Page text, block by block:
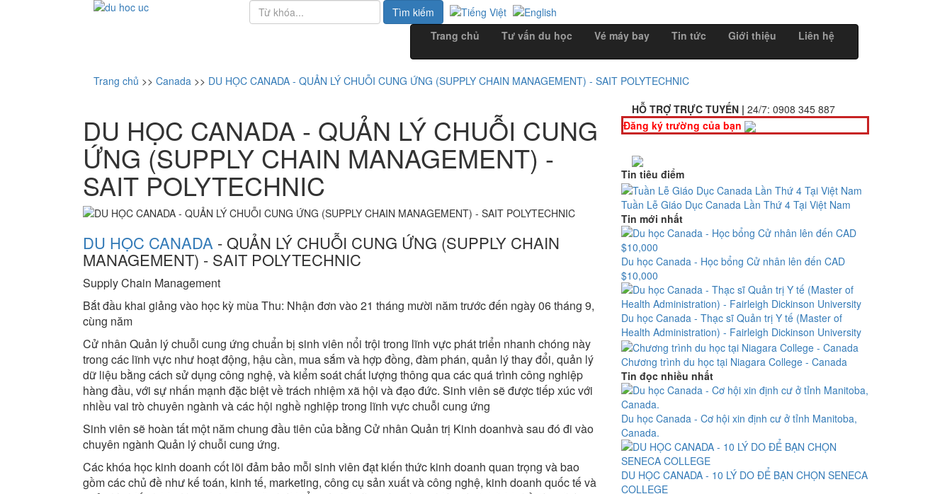
Trang chủ Tư vấn du học Vé máy bay Tin tức Giới thiệu Liên hệ
Trang chủ >> Canada >> DU HỌC CANADA - QUẢN LÝ CHUỖI CUNG ỨNG (SUPPLY CHAIN MANAGEMENT) - SAIT POLYTECHNIC
DU HỌC CANADA - QUẢN LÝ CHUỖI CUNG
ỨNG (SUPPLY CHAIN MANAGEMENT) -
SAIT POLYTECHNIC
DU HỌC CANADA - QUẢN LÝ CHUỖI CUNG ỨNG (SUPPLY CHAIN
MANAGEMENT) - SAIT POLYTECHNIC
Supply Chain Management
Bắt đầu khai giảng vào học kỳ mùa Thu: Nhận đơn vào 21 tháng mười năm trước đến ngày 06 tháng 9,
cùng năm
Cử nhân Quản lý chuỗi cung ứng chuẩn bị sinh viên nổi trội trong lĩnh vực phát triển nhanh chóng này
trong các lĩnh vực như hoạt động, hậu cần, mua sắm và hợp đồng, đàm phán, quản lý thay đổi, quản lý
dữ liệu bằng cách sử dụng công nghệ, và kiểm soát chất lượng thông qua các quá trình công nghiệp
hàng đầu, với sự nhấn mạnh đặc biệt về trách nhiệm xã hội và đạo đức. Sinh viên sẽ được tiếp xúc với
nhiều vai trò chuyên ngành và các hội nghề nghiệp trong lĩnh vực chuỗi cung ứng
Sinh viên sẽ hoàn tất một năm chung đầu tiên của bằng Cử nhân Quản trị Kinh doanhvà sau đó đi vào
chuyên ngành Quản lý chuỗi cung ứng.
Các khóa học kinh doanh cốt lõi đảm bảo mỗi sinh viên đạt kiến ​​thức kinh doanh quan trọng và bao
gồm các chủ đề như kế toán, kinh tế, marketing, công cụ sản xuất và công nghệ, kinh doanh quốc tế và
HỖ TRỢ TRỰC TUYẾN | 24/7: 0908 345 887
Đăng ký trường của bạn
Tin tiêu điểm
Tuần Lễ Giáo Dục Canada Lần Thứ 4 Tại Việt Nam
Tin mới nhất
Du học Canada - Học bổng Cử nhân lên đến CAD
$10,000
Du học Canada - Thạc sĩ Quản trị Y tế (Master of
Health Administration) - Fairleigh Dickinson University
Chương trình du học tại Niagara College - Canada
Tin đọc nhiều nhất
Du học Canada - Cơ hội xin định cư ở tỉnh Manitoba,
Canada.
DU HỌC CANADA - 10 LÝ DO ĐỂ BẠN CHỌN SENECA
COLLEGE